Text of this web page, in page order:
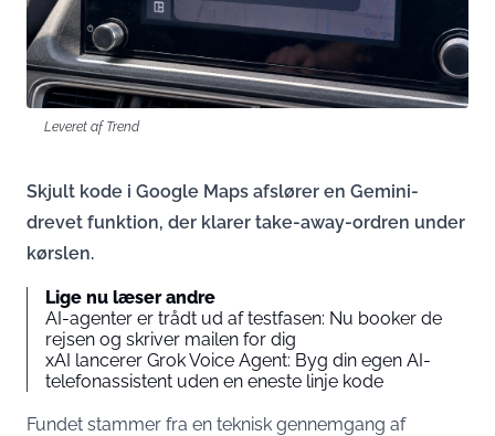
Leveret af Trend
Skjult kode i Google Maps afslører en Gemini-
drevet funktion, der klarer take-away-ordren under
kørslen.
Lige nu læser andre
AI-agenter er trådt ud af testfasen: Nu booker de
rejsen og skriver mailen for dig
xAI lancerer Grok Voice Agent: Byg din egen AI-
telefonassistent uden en eneste linje kode
Fundet stammer fra en teknisk gennemgang af